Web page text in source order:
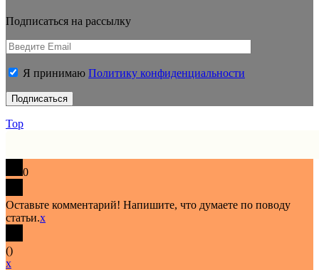
Подписаться на рассылку
Я принимаю Политику конфиденциальности
Top
0
Оставьте комментарий! Напишите, что думаете по поводу
статьи.x
()
x